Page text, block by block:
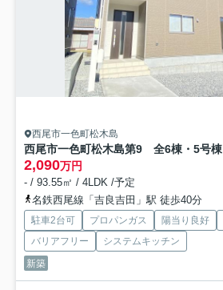
西尾市一色町松木島
西尾市一色町松木島第9 全6棟・5号棟
2,090万円
- / 93.55㎡ / 4LDK /予定
名鉄西尾線「吉良吉田」駅 徒歩40分
駐車2台可 プロパンガス 陽当り良好
バリアフリー
システムキッチン
新築